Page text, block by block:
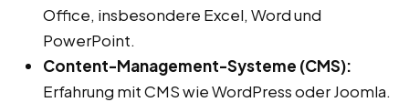
Office, insbesondere Excel, Word und
PowerPoint.
Content-Management-Systeme (CMS):
Erfahrung mit CMS wie WordPress oder Joomla.